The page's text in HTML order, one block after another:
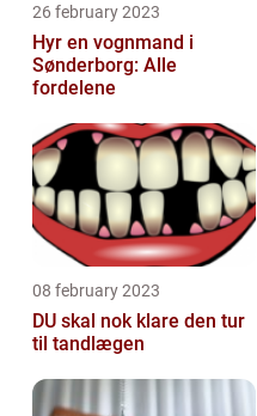
26 february 2023
Hyr en vognmand i
Sønderborg: Alle
fordelene
08 february 2023
DU skal nok klare den tur
til tandlægen